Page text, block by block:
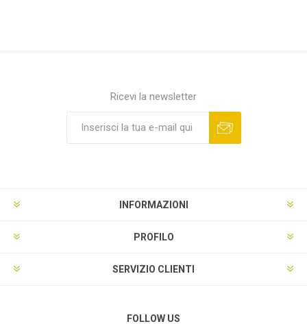
Ricevi la newsletter
INFORMAZIONI
PROFILO
SERVIZIO CLIENTI
FOLLOW US